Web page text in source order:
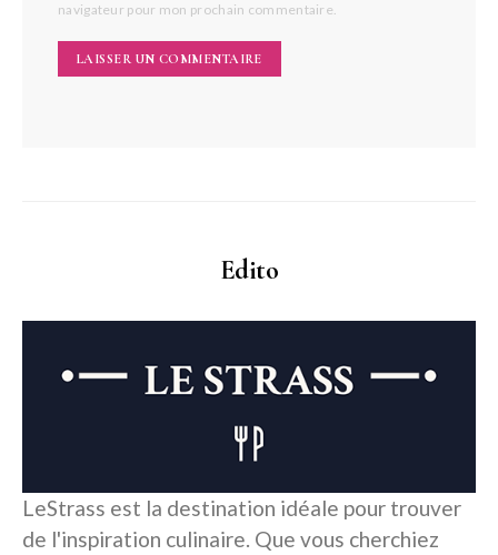
navigateur pour mon prochain commentaire.
Edito
LeStrass est la destination idéale pour trouver
de l'inspiration culinaire. Que vous cherchiez